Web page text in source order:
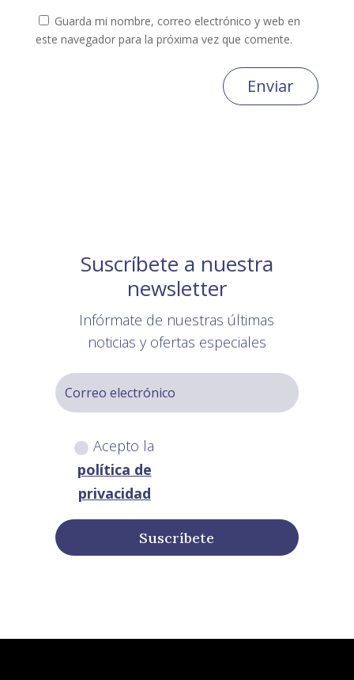
Guarda mi nombre, correo electrónico y web en
este navegador para la próxima vez que comente.
Enviar
Suscríbete a nuestra
newsletter
Infórmate de nuestras últimas
noticias y ofertas especiales
Acepto la
política de
privacidad
Suscríbete